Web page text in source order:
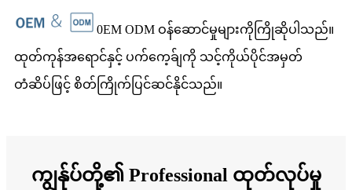
0EM ODM ဝန်ဆောင်မှုများကိုကြိုဆိုပါသည်။
ထုတ်ကုန်အရောင်နှင့် ပက်ကေ့ခ်ျကို သင့်ကိုယ်ပိုင်အမှတ်
တံဆိပ်ဖြင့် စိတ်ကြိုက်ပြင်ဆင်နိုင်သည်။
ကျွန်ုပ်တို့၏ Professional ထုတ်လုပ်မှု